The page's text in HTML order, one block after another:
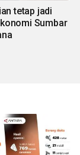
tetap jadi
Sumbar